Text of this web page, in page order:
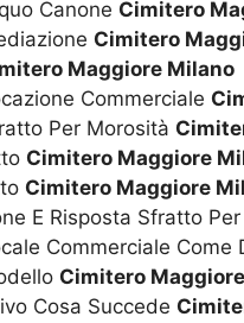
Canone Cimitero
Cimitero
Maggiore Milano
Commerciale
Per Morosità
Cimitero Maggiore
Cimitero Maggiore
E Risposta Sfratto
Commerciale Come
Cimitero
Cosa Succede